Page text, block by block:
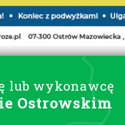
lub wykonawcę
Ostrowskim